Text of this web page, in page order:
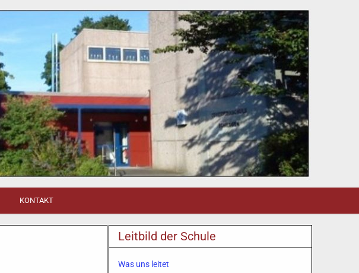
KONTAKT
Leitbild der Schule
Was uns leitet